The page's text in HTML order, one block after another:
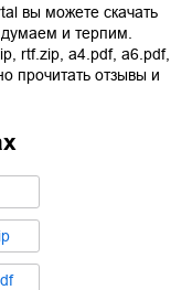
вы можете скачать
и терпим.
rtf.zip a4.pdf, a6.pdf,
прочитать отзывы и